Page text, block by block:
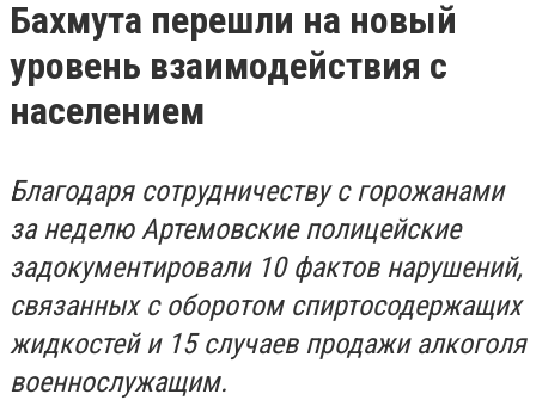
Бахмута перешли на новый
уровень взаимодействия с
населением
Благодаря сотрудничеству с горожанами
за неделю Артемовские полицейские
задокументировали 10 фактов нарушений,
связанных с оборотом спиртосодержащих
жидкостей и 15 случаев продажи алкоголя
военнослужащим.